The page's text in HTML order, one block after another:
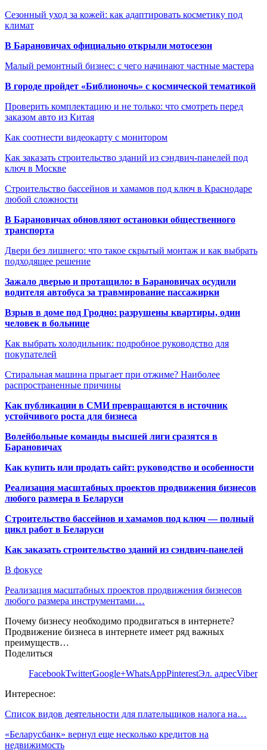
Сезонный уход за кожей: как адаптировать косметику под
климат
В Барановичах официально открыли мотосезон
Малый ремонтный бизнес: с чего начинают частные мастера
В городе пройдет «Библионочь» с космической тематикой
Проверить комплектацию и не только: что смотреть перед
заказом авто из Китая
Как соотнести видеокарту с монитором
Как заказать строительство зданий из сэндвич-панелей под
ключ в Москве
Строительство бассейнов и хамамов под ключ в Краснодаре
любой сложности
В Барановичах обновляют остановки общественного
транспорта
Двери без лишнего: что такое скрытый монтаж и как выбрать
подходящее решение
Зажало дверью и протащило: в Барановичах осудили
водителя автобуса за травмирование пассажирки
Взрыв в доме под Гродно: разрушены квартиры, один
человек в больнице
Как выбрать холодильник: подробное руководство для
покупателей
Стиральная машина прыгает при отжиме? Наиболее
распространенные причины
Как публикации в СМИ превращаются в источник
устойчивого роста для бизнеса
Волейбольные команды высшей лиги сразятся в
Барановичах
Как купить или продать сайт: руководство и особенности
Реализация масштабных проектов продвижения бизнесов
любого размера в Беларуси
Строительство бассейнов и хамамов под ключ — полный
цикл работ в Беларуси
Как заказать строительство зданий из сэндвич-панелей
В фокусе
Реализация масштабных проектов продвижения бизнесов
любого размера инструментами…
Почему бизнесу необходимо продвигаться в интернете?
Продвижение бизнеса в интернете имеет ряд важных
преимуществ…
Поделиться
FacebookTwitterGoogle+WhatsAppPinterestЭл. адресViber
Интересное:
Список видов деятельности для плательщиков налога на…
«Беларусбанк» вернул еще несколько кредитов на
недвижимость